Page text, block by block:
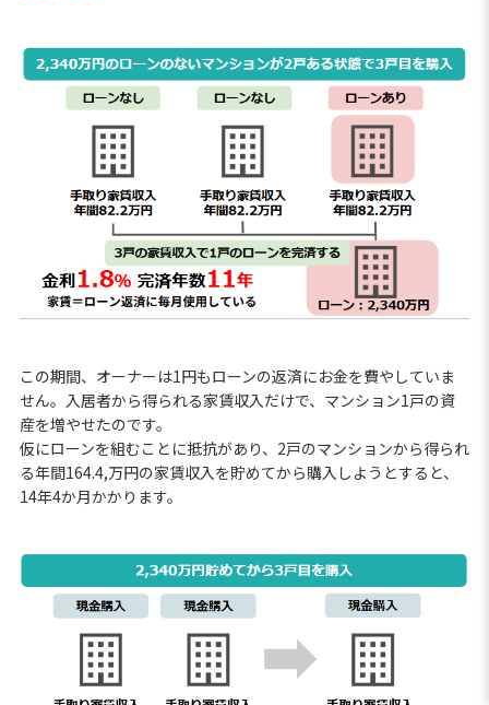
この期間、オーナーは1円もローンの返済にお金を費やしていま
せん。入居者から得られる家賃収入だけで、マンション1戸の資
産を増やせたのです。
仮にローンを組むことに抵抗があり、2戸のマンションから得られ
る年間164.4,万円の家賃収入を貯めてから購入しようとすると、
14年4か月かかります。